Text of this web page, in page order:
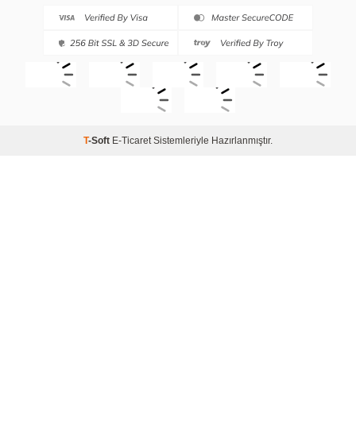
T-Soft E-Ticaret Sistemleriyle Hazırlanmıştır.